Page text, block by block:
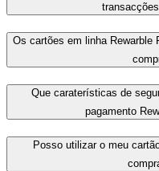
Os cartões em linha Rewarble
Que caraterísticas de
pagamento
Posso utilizar o meu